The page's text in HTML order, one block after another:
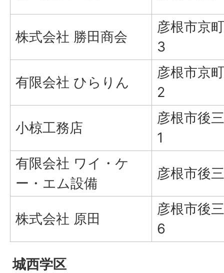
株式会社 勝田商会
彦根市京
3
有限会社 ひらりん
彦根市京
2
小椋工務店
彦根市後
1
有限会社 ワイ・ケ
ー・エム設備
彦根市後
株式会社 原田
彦根市後
6
城西学区